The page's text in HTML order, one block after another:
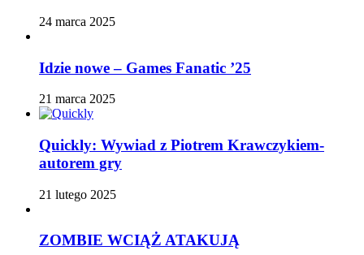
24 marca 2025
Idzie nowe – Games Fanatic ’25
21 marca 2025
Quickly: Wywiad z Piotrem Krawczykiem-
autorem gry
21 lutego 2025
ZOMBIE WCIĄŻ ATAKUJĄ